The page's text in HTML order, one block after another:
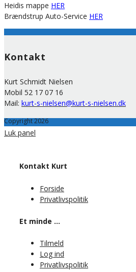
Heidis mappe HER
Brændstrup Auto-Service HER
Kontakt
Kurt Schmidt Nielsen
Mobil 52 17 07 16
Mail: kurt-s-nielsen@kurt-s-nielsen.dk
Copyright 2026
Luk panel
Kontakt Kurt
Forside
Privatlivspolitik
Et minde …
Tilmeld
Log ind
Privatlivspolitik